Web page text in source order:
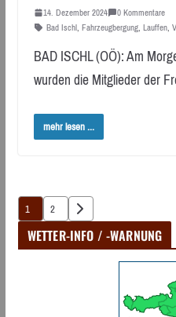
14. Dezember 2024
0 Kommentare
Bad Ischl, Fahrzeugbergung, Lauffen,
BAD ISCHL (OÖ): Am
wurden die Mitglieder der
mehr lesen ...
der
1 2
WETTER-INFO / -WARNUNG